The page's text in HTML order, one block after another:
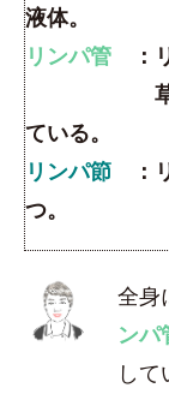
液体。
リンパ管 ：
草木の根
ている。
リンパ節 ：
つ。
全身
ンパ
し